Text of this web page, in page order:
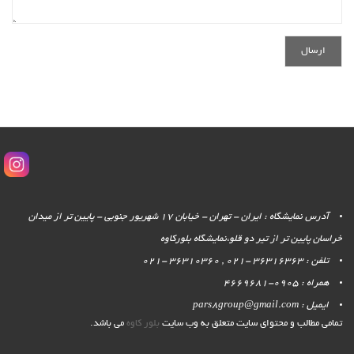
آدرس نمایشگاه : ایران - تهران - خیابان 17 شهریور جنوبی - پایین تر از میدان
خراسان پایین تر از تیر دو قلو،نمایشگاه بلورکاوه
تلفن : 36316363 -021 , 36310360 -021
همراه : 0905-4669681
ایمیل : pars8group@gmail.com
تمامی مطالب و محتوای سایت متعلق به وب سایت بلور کاوه می باشد.